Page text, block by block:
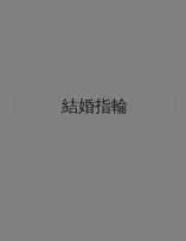
結婚指輪